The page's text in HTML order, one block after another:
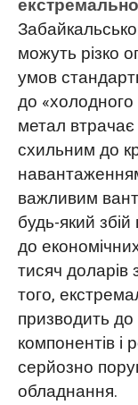
можуть різко
умов
до
метал втрачає
схильним до
важливим
будь-який
до
тисяч доларів
того,
призводить
компонентів і
серйозно
обладнання.